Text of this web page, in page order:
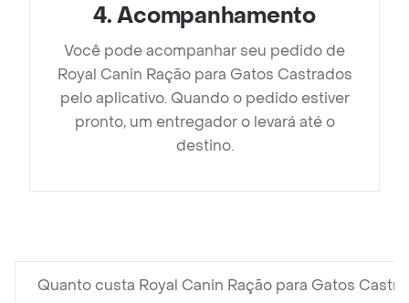
4.Acompanhamento
Você pode acompanhar seu pedido de
Royal Canin Ração para Gatos Castrados
pelo aplicativo. Quando o pedido estiver
pronto, um entregador o levará até o
destino.
Quanto custa Royal Canin Ração para Gatos